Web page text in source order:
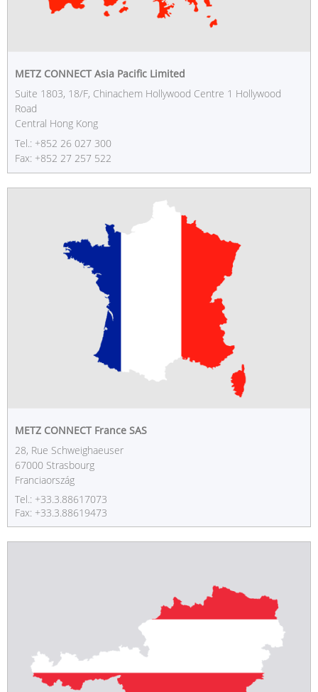
METZ CONNECT Asia Pacific Limited
Suite 1803, 18/F, Chinachem Hollywood Centre 1 Hollywood
Road
Central Hong Kong
Tel.: +852 26 027 300
Fax: +852 27 257 522
METZ CONNECT France SAS
28, Rue Schweighaeuser
67000 Strasbourg
Franciaország
Tel.: +33.3.88617073
Fax: +33.3.88619473